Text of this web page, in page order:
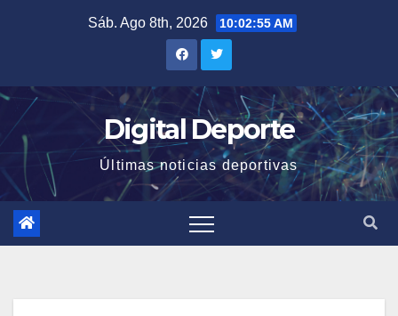
Sáb. Ago 8th, 2026 10:02:56 AM
Digital Deporte
Últimas noticias deportivas